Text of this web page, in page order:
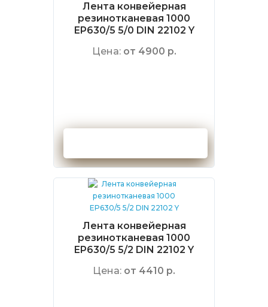
Лента конвейерная
резинотканевая 1000
EP630/5 5/0 DIN 22102 Y
Цена: от 4900 р.
Лента конвейерная
резинотканевая 1000
EP630/5 5/2 DIN 22102 Y
Цена: от 4410 р.